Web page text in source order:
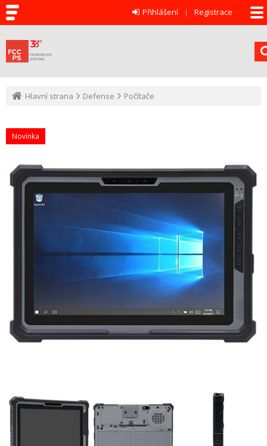
Přihlášení Registrace
Hlavní strana Defense Počítače
Novinka